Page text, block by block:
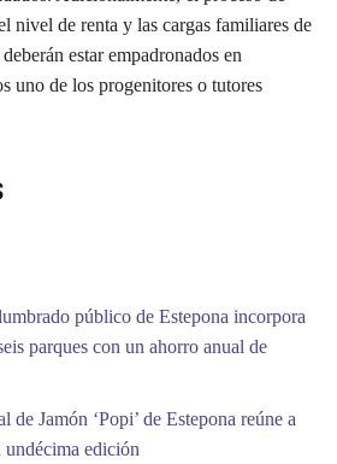
nivel de renta y las cargas familiares de
estar empadronados en
uno de los progenitores o tutores
público de Estepona incorpora
parques con un ahorro anual de
Jamón ‘Popi’ de Estepona reúne a
undécima edición